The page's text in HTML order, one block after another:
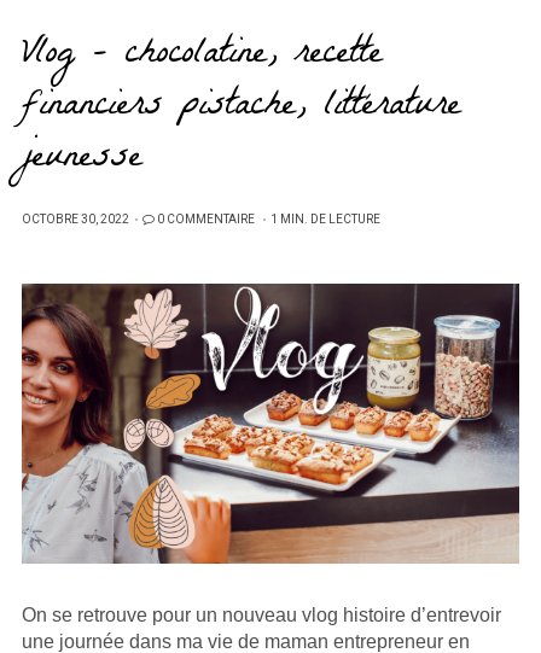
Vlog – chocolatine, recette
financiers pistache, littérature
jeunesse
PUBLIÉ
OCTOBRE 30, 2022 0 COMMENTAIRE 1 MIN. DE LECTURE
On se retrouve pour un nouveau vlog histoire d’entrevoir
une journée dans ma vie de maman entrepreneur en